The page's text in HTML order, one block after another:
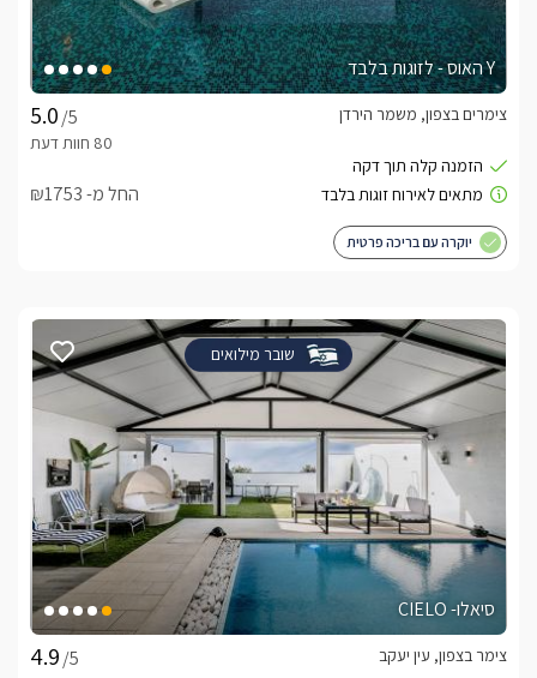
Y האוס - לזוגות בלבד
/5
צימרים בצפון, משמר הירדן
החל מ- ₪1753
יוקרה עם בריכה פרטית
שובר מילואים
סיאלו- CIELO
/5
צימר בצפון, עין יעקב